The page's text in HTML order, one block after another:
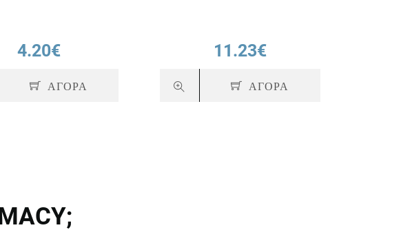
4.20€
ΑΓΟΡΑ
11.23€
ΑΓΟΡΑ